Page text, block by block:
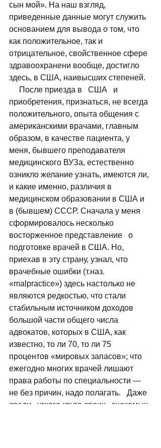
сын мой». На наш взгляд,
приведенные данные могут служить
основанием для вывода о том, что
как положительное, так и
отрицательное, свойственное сфере
здравоохранени вообще, достигло
здесь, в США, наивысших степеней.
После приезда в   США   и
приобретения, признаться, не всегда
положительного, опыта общения с
американскими врачами, главным
образом, в качестве пациента, у
меня, бывшего преподавателя
медицинского ВУЗа, естественно
озникло желание узнать, имеются ли,
и какие именно, различия в
медицинском образовании в США и
в (бывшем) СССР. Сначала у меня
сформировалось несколько
восторженное представление   о
подготовке врачей в США. Но,
приехав в эту страну, узнал, что
врачебные ошибки (т.наз.
«malpractice») здесь настолько не
являются редкостью, что стали
стабильным источником доходов
большой части общего числа
адвокатов, которых в США, как
известно, то ли 70, то ли 75
процентов «мировых запасов»; что
ежегодно многих врачей лишают
права работы по специальности —
не без причин, надо полагать.   Даже
среди   узкого круга своих   знакомых